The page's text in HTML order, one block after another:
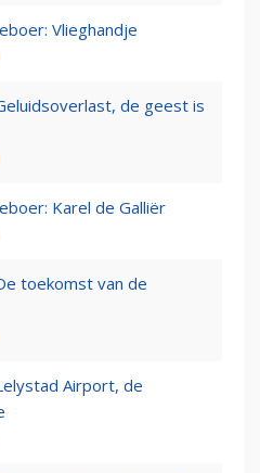
Vlieghandje
de geest is
Karel de Galliër
toekomst van de
Airport, de